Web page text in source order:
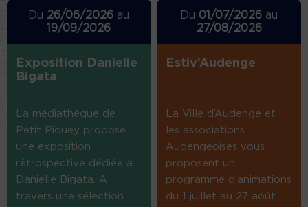
Du 26/06/2026 au
19/09/2026
Exposition Danielle
Bigata
La médiathèque de
Petit Piquey propose
une exposition
rétrospective dédiée à
Danielle Bigata. A
travers une sélection
Du 01/07/2026 au
27/08/2026
Estiv’Audenge
La Ville d’Audenge et
les associations
Audengeoises vous
proposent un
programme d’animations
du 1 juillet au 27 août.